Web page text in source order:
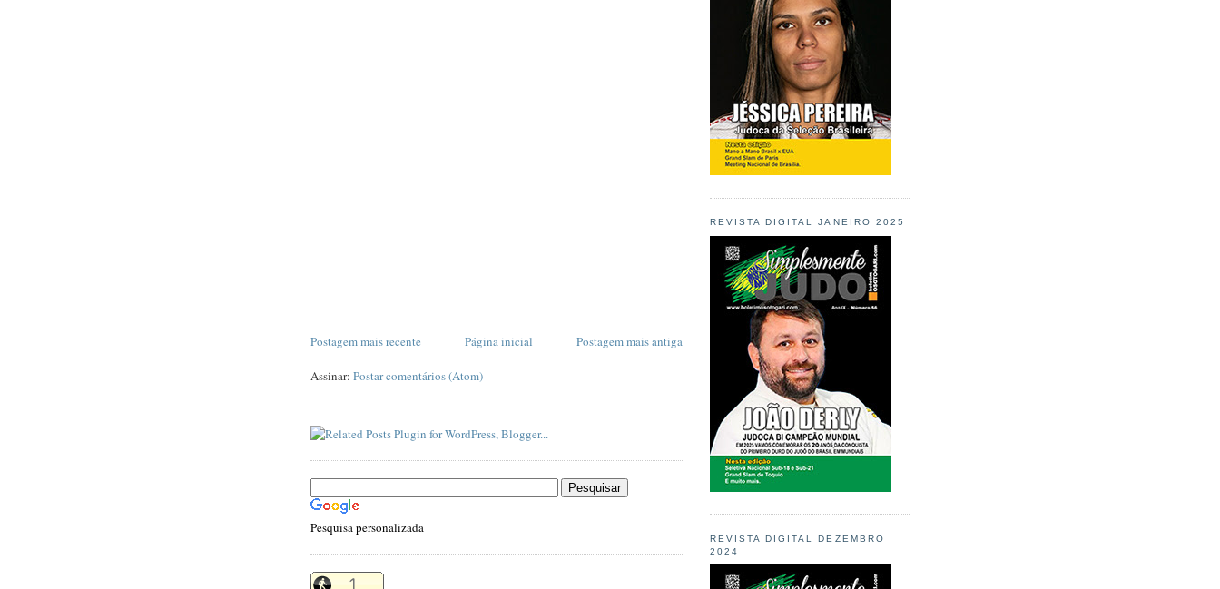
Postagem mais recente Postagem mais antiga
Página inicial
Assinar: Postar comentários (Atom)
Pesquisa personalizada
REVISTA DIGITAL JANEIRO 2025
REVISTA DIGITAL DEZEMBRO
2024